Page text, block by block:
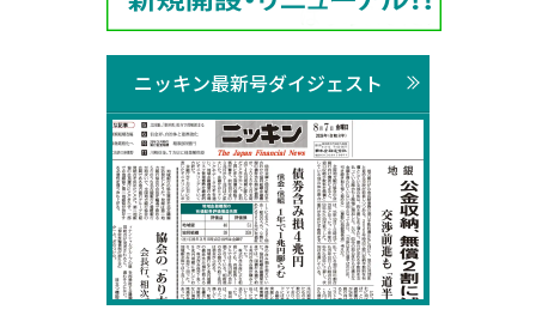
ニッキン最新号ダイジェスト